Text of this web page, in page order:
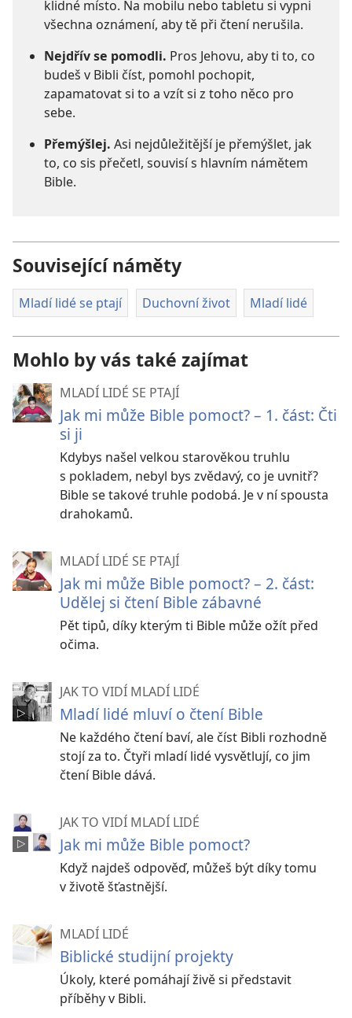
klidné místo. Na mobilu nebo tabletu si vypni
všechna oznámení, aby tě při čtení nerušila.
Nejdřív se pomodli. Pros Jehovu, aby ti to, co
budeš v Bibli číst, pomohl pochopit,
zapamatovat si to a vzít si z toho něco pro
sebe.
Přemýšlej. Asi nejdůležitější je přemýšlet, jak
to, co sis přečetl, souvisí s hlavním námětem
Bible.
Související náměty
Mladí lidé se ptají Duchovní život Mladí lidé
Mohlo by vás také zajímat
MLADÍ LIDÉ SE PTAJÍ
Jak mi může Bible pomoct? – 1. část: Čti
si ji
Kdybys našel velkou starověkou truhlu
s pokladem, nebyl bys zvědavý, co je uvnitř?
Bible se takové truhle podobá. Je v ní spousta
drahokamů.
MLADÍ LIDÉ SE PTAJÍ
Jak mi může Bible pomoct? – 2. část:
Udělej si čtení Bible zábavné
Pět tipů, díky kterým ti Bible může ožít před
očima.
JAK TO VIDÍ MLADÍ LIDÉ
Mladí lidé mluví o čtení Bible
Ne každého čtení baví, ale číst Bibli rozhodně
stojí za to. Čtyři mladí lidé vysvětlují, co jim
čtení Bible dává.
JAK TO VIDÍ MLADÍ LIDÉ
Jak mi může Bible pomoct?
Když najdeš odpověď, můžeš být díky tomu
v životě šťastnější.
MLADÍ LIDÉ
Biblické studijní projekty
Úkoly, které pomáhají živě si představit
příběhy v Bibli.